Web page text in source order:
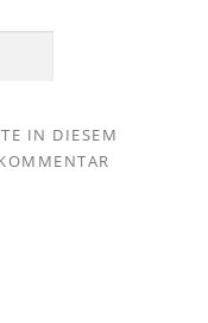
IN DIESEM